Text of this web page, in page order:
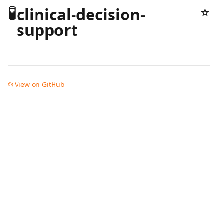
🧪clinical-decision-
support
☆
📂View on GitHub